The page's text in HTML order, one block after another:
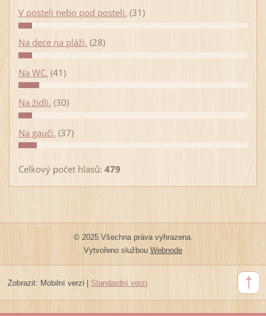
V posteli nebo pod postelí. (31)
Na dece na pláži. (28)
Na WC. (41)
Na židli. (30)
Na gauči. (37)
Celkový počet hlasů: 479
© 2025 Všechna práva vyhrazena.
Vytvořeno službou Webnode
Zobrazit: Mobilní verzi Standardní verzi